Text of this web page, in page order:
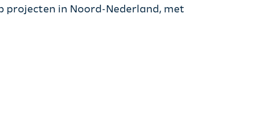
projecten in Noord-Nederland, met